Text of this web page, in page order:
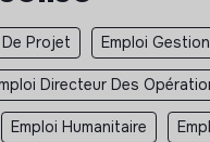
Projet Emploi
Directeur Des
Emploi Humanitaire